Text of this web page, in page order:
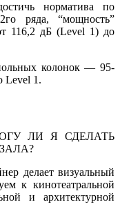
норматива по
ряда, “мощность”
116,2 дБ (Level 1) до
колонок — 95-
Level 1.
ЛИ Я СДЕЛАТЬ
делает визуальный
к кинотеатральной
и архитектурной